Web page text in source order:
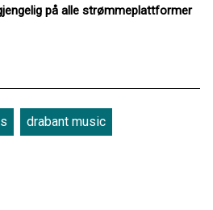
på alle strømmeplattformer
drabant music